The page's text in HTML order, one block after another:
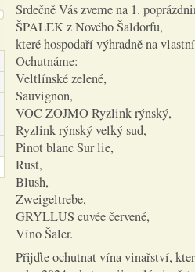
Srdečně Vás zveme na 1.
ŠPALEK z Nového Šaldorfu,
které hospodaří výhradně na
Ochutnáme:
Veltlínské zelené,
Sauvignon,
VOC ZOJMO Ryzlink rýnský,
Ryzlink rýnský velký sud,
Pinot blanc Sur lie,
Rust,
Blush,
Zweigeltrebe,
GRYLLUS cuvée červené,
Víno Šaler.
Přijďte ochutnat vína vinařství,